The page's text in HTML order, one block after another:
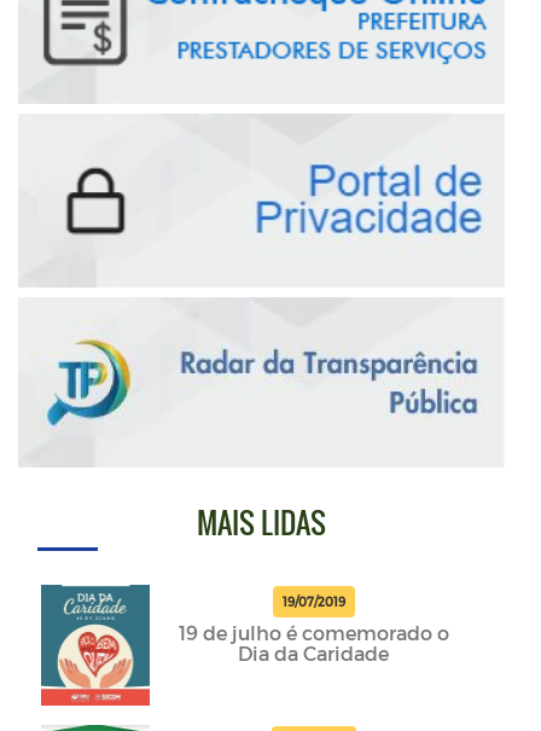
MAIS LIDAS
19/07/2019
19 de julho é comemorado o
Dia da Caridade